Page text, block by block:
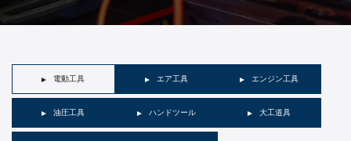
電動工具 エア工具 エンジン工具
油圧工具 ハンドツール 大工道具